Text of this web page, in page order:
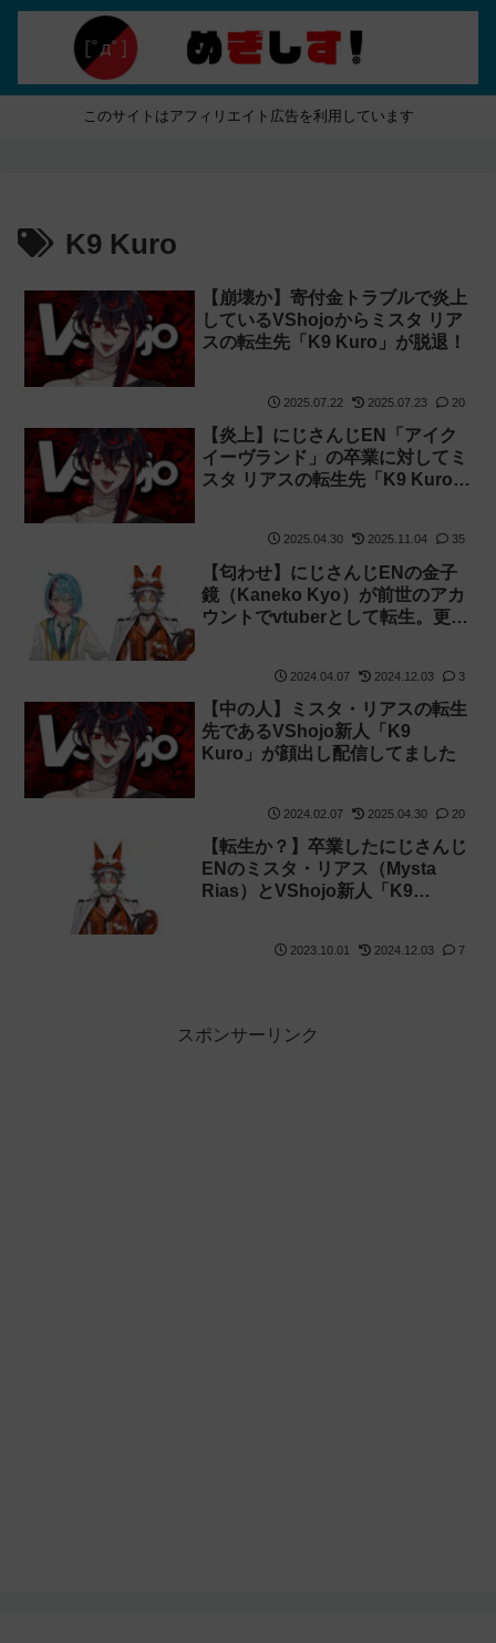
このサイトはアフィリエイト広告を利用しています
K9 Kuro
【崩壊か】寄付金トラブルで炎上
しているVShojoからミスタ リア
スの転生先「K9 Kuro」が脱退！
2025.07.22 2025.07.23 20
【炎上】にじさんじEN「アイク
イーヴランド」の卒業に対してミ
スタ リアスの転生先「K9 Kuro」
2025.04.30 2025.11.04 35
【匂わせ】にじさんじENの金子
鏡（Kaneko Kyo）が前世のアカ
ウントでvtuberとして転生。更に
2024.04.07 2024.12.03 3
【中の人】ミスタ・リアスの転生
先であるVShojo新人「K9
Kuro」が顔出し配信してました
2024.02.07 2025.04.30 20
【転生か？】卒業したにじさんじ
ENのミスタ・リアス（Mysta
Rias）とVShojo新人「K9
2023.10.01 2024.12.03 7
スポンサーリンク